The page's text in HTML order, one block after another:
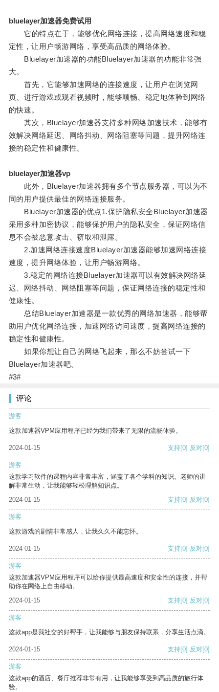
bluelayer加速器免费试用
它的特点在于，能够优化网络连接，提高网络速度和稳
定性，让用户畅游网络，享受高品质的网络体验。
Bluelayer加速器的功能Bluelayer加速器的功能非常强
大。
首先，它能够加速网络的连接速度，让用户在浏览网
页、进行游戏或观看视频时，能够顺畅、稳定地体验到网络
的快速。
其次，Bluelayer加速器支持多种网络加速技术，能够有
效解决网络延迟、网络抖动、网络阻塞等问题，提升网络连
接的稳定性和健康性。
bluelayer加速器vp
此外，Bluelayer加速器拥有多个节点服务器，可以为不
同的用户提供最佳的网络连接服务。
Bluelayer加速器的优点1.保护隐私安全Bluelayer加速器
采用多种加密协议，能够保护用户的隐私安全，保证网络信
息不会被恶意攻击、窃取和泄露。
2.加速网络连接速度Bluelayer加速器能够加速网络连接
速度，提升网络体验，让用户畅游网络。
3.稳定的网络连接Bluelayer加速器可以有效解决网络延
迟、网络抖动、网络阻塞等问题，保证网络连接的稳定性和
健康性。
总结Bluelayer加速器是一款优秀的网络加速器，能够帮
助用户优化网络连接，加速网络访问速度，提高网络连接的
稳定性和健康性。
如果你想让自己的网络飞起来，那么不妨尝试一下
Bluelayer加速器吧。
#3#
评论
游客
这款加速器VPM应用程序已经为我们带来了无限的流畅体验。
2024-01-15 支持[0] 反对[0]
游客
这款学习软件的课程内容非常丰富，涵盖了各个学科的知识。老师的讲
解非常生动，让我能够轻松理解知识点。
2024-01-15
支持[0] 反对[0]
游客
这款游戏的剧情非常感人，让我久久不能忘怀。
2024-01-15 支持[0] 反对[0]
游客
这款加速器VPM应用程序可以给你提供最高速度和安全性的连接，并帮
助你在网络上自由移动。
2024-01-15
支持[0] 反对[0]
游客
这款app是我社交的好帮手，让我能够与朋友保持联系，分享生活点滴。
2024-01-15 支持[0] 反对[0]
游客
这款app的酒店、餐厅推荐非常有用，让我能够享受到高品质的旅行体
验。